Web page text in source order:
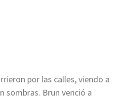
por las calles, viendo a
sombras. Brun venció a